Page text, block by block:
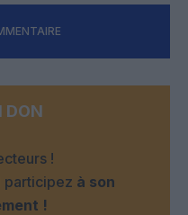
DON
!
participez à son
!